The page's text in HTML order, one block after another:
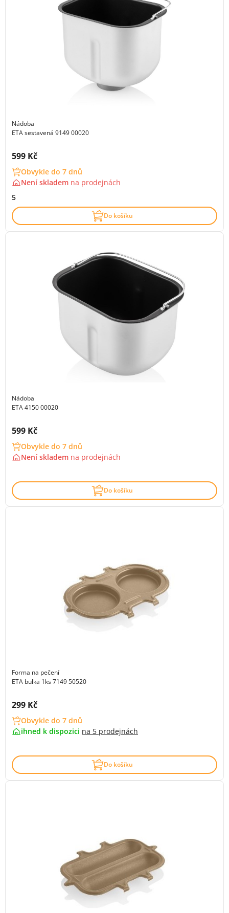
Nádoba
ETA sestavená 9149 00020
Cena s DPH:
599 Kč
Obvykle do 7 dnů
Není skladem na prodejnách
5
Do košíku
Nádoba
ETA 4150 00020
Cena s DPH:
599 Kč
Obvykle do 7 dnů
Není skladem na prodejnách
Do košíku
Forma na pečení
ETA bulka 1ks 7149 50520
Cena s DPH:
299 Kč
Obvykle do 7 dnů
ihned k dispozici na 5 prodejnách
Do košíku